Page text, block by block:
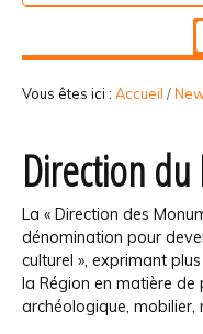
Vous êtes ici : Accueil /
Direction
La « Direction des
dénomination pour
culturel », exprimant
la Région en matière
archéologique, mobilier,